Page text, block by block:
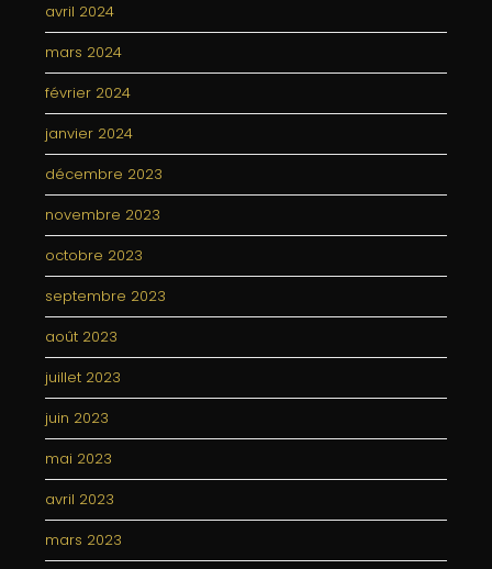
avril 2024
mars 2024
février 2024
janvier 2024
décembre 2023
novembre 2023
octobre 2023
septembre 2023
août 2023
juillet 2023
juin 2023
mai 2023
avril 2023
mars 2023